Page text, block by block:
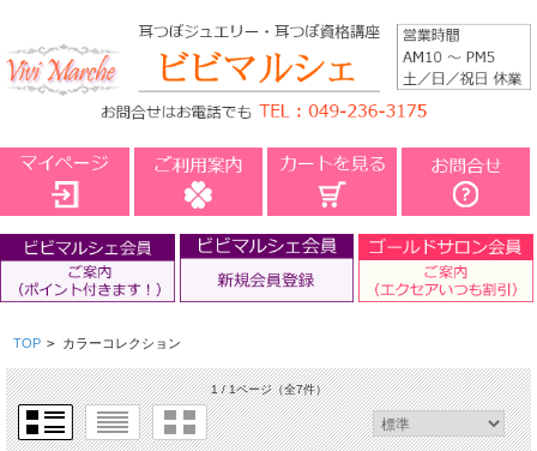
TOP > カラーコレクション
1 / 1ページ（全7件）